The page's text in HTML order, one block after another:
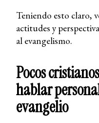
Teniendo esto claro,
actitudes y
al evangelismo.
Pocos
hablar
evangelio